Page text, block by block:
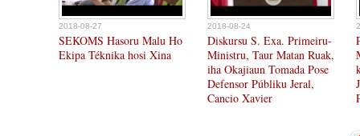
2018-08-27
SEKOMS Hasoru Malu Ho
Ekipa Téknika hosi Xina
2018-08-24
Diskursu S. Exa. Primeiru-
Ministru, Taur Matan Ruak,
iha Okajiaun Tomada Pose
Defensor Públiku Jeral,
Cancio Xavier